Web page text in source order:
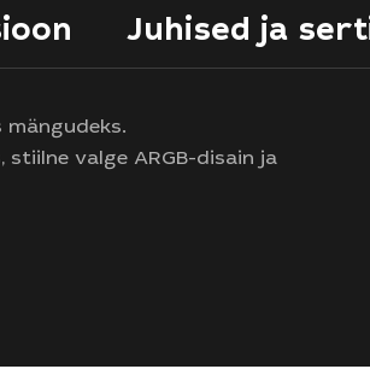
Juhised ja
stiilne valge ARGB-disain ja